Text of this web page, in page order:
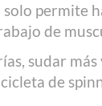
permite
de
sudar
de